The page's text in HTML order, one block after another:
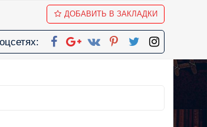
ДОБАВИТЬ В ЗАКЛАДКИ